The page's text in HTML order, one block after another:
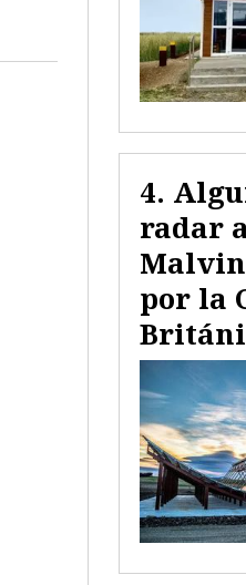
radar
por la